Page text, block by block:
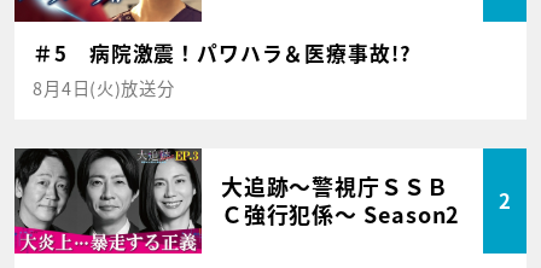
＃5 病院激震！パワハラ＆医療事故!?
8月4日(火)放送分
大追跡～警視庁ＳＳＢ
Ｃ強行犯係～ Season2
2